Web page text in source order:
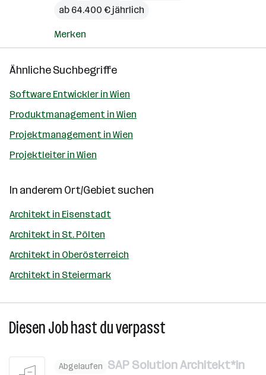
ab 64.400 € jährlich
Merken
Ähnliche Suchbegriffe
Software Entwickler in Wien
Produktmanagement in Wien
Projektmanagement in Wien
Projektleiter in Wien
In anderem Ort/Gebiet suchen
Architekt in Eisenstadt
Architekt in St. Pölten
Architekt in Oberösterreich
Architekt in Steiermark
Diesen Job hast du verpasst
Abgelaufen SAP Solution Architekt*in